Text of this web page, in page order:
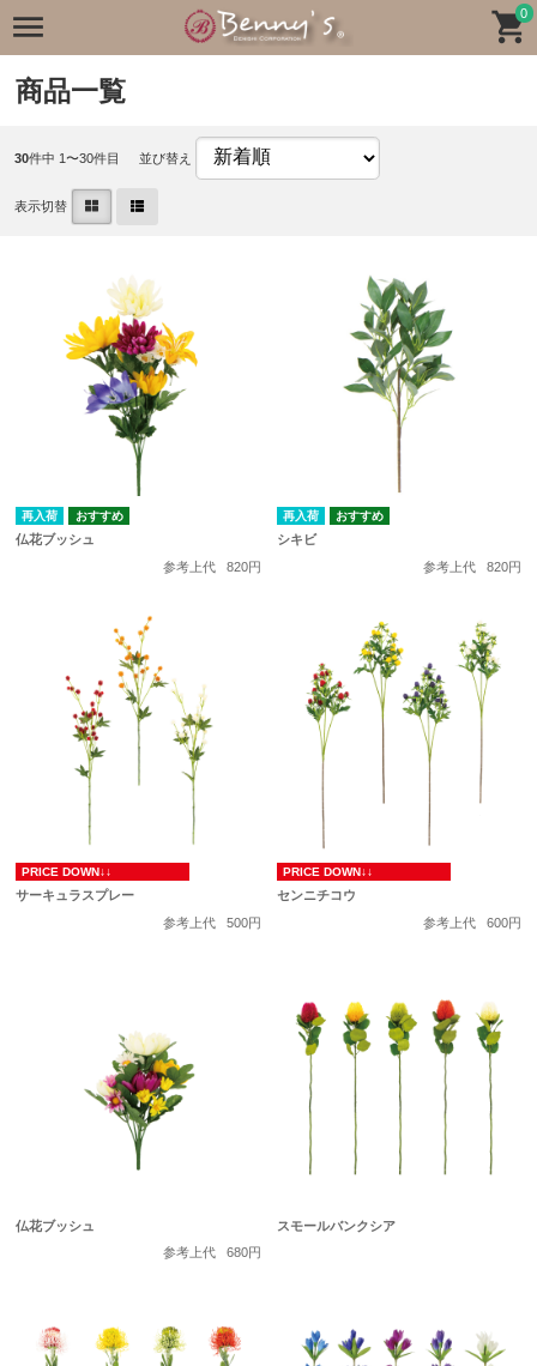
0
商品一覧
30件中 1〜30件目 並び替え
表示切替
再入荷
仏花ブッシュ
参考上代
820円
再入荷
シキビ
参考上代
820円
PRICE DOWN↓↓
サーキュラスプレー
参考上代
500円
PRICE DOWN↓↓
センニチコウ
参考上代
600円
仏花ブッシュ
参考上代
680円
スモールバンクシア